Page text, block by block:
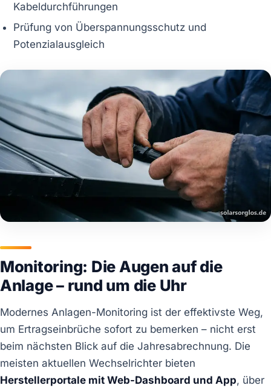
Kabeldurchführungen
Prüfung von Überspannungsschutz und
Potenzialausgleich
Monitoring: Die Augen auf die
Anlage – rund um die Uhr
Modernes Anlagen-Monitoring ist der effektivste Weg,
um Ertragseinbrüche sofort zu bemerken – nicht erst
beim nächsten Blick auf die Jahresabrechnung. Die
meisten aktuellen Wechselrichter bieten
Herstellerportale mit Web-Dashboard und App, über